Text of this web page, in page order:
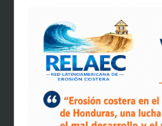
NOTÍCIAS
CONTACTO
PARTICIPANTES
MATERIAL MULTIMEDIA
SOFTWARES Y SISTEMAS